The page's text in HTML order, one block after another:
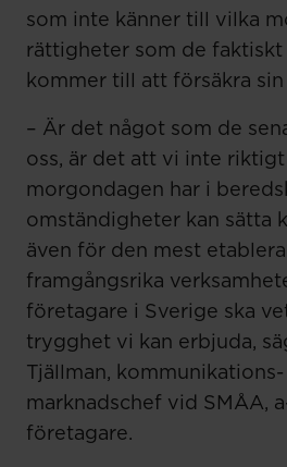
som inte känner till vilka
rättigheter som de faktiskt
kommer till att försäkra
– Är det något som de
oss, är det att vi inte riktigt
morgondagen har i
omständigheter kan sätta
även för den mest
framgångsrika
företagare i Sverige ska
trygghet vi kan erbjuda,
Tjällman,
marknadschef vid SMÅA,
företagare.